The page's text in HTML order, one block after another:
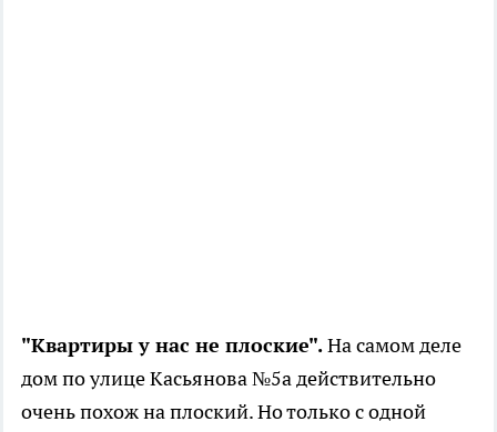
"Квартиры у нас не плоские".На самом деле
дом по улице Касьянова №5а действительно
очень похож на плоский. Но только с одной